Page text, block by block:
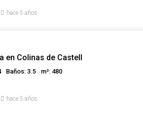
hace 5 años
en Colinas de Castell
Baños: 3.5
m²: 480
hace 5 años